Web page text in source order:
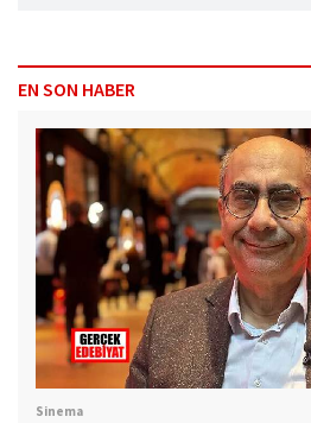
EN SON HABER
Sinema